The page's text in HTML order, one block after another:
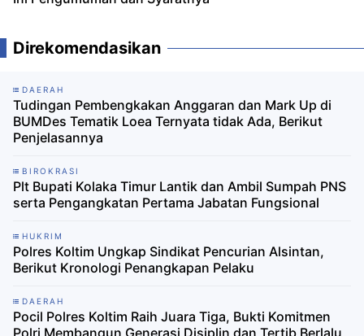
Direkomendasikan
DAERAH
Tudingan Pembengkakan Anggaran dan Mark Up di
BUMDes Tematik Loea Ternyata tidak Ada, Berikut
Penjelasannya
BIROKRASI
Plt Bupati Kolaka Timur Lantik dan Ambil Sumpah PNS
serta Pengangkatan Pertama Jabatan Fungsional
HUKRIM
Polres Koltim Ungkap Sindikat Pencurian Alsintan,
Berikut Kronologi Penangkapan Pelaku
DAERAH
Pocil Polres Koltim Raih Juara Tiga, Bukti Komitmen